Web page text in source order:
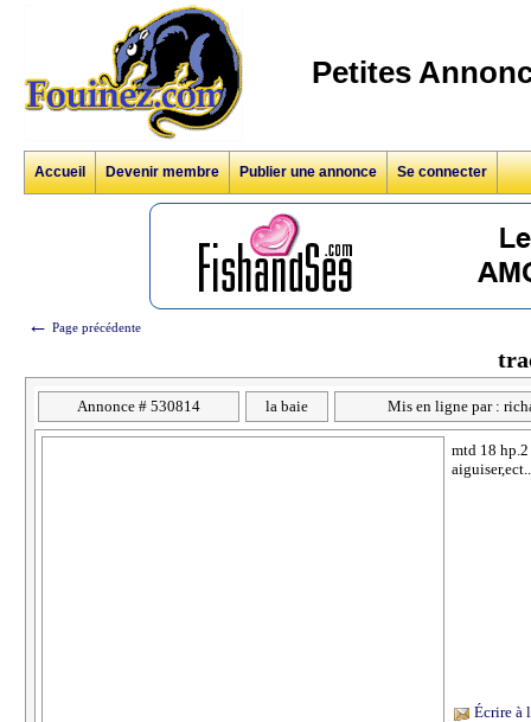
Petites
Accueil Devenir membre Publier une annonce Se connecter
← Page précédente
Annonce # 530814 la baie Mis en ligne par :
mtd 18
Écrire à